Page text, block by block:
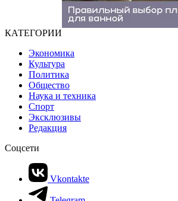
КАТЕГОРИИ
Экономика
Культура
Политика
Общество
Наука и техника
Спорт
Эксклюзивы
Редакция
Соцсети
Vkontakte